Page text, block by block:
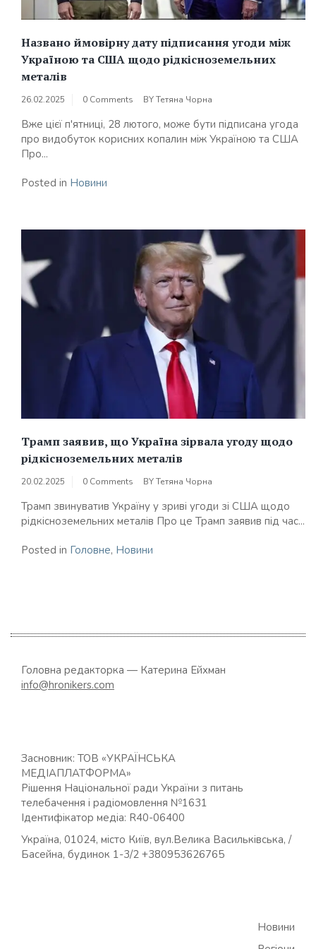
Названо ймовірну дату підписання угоди між
Україною та США щодо рідкісноземельних
металів
26.02.2025 0 Comments BYТетяна Чорна
Вже цієї п'ятниці, 28 лютого, може бути підписана угода
про видобуток корисних копалин між Україною та США
Про...
Posted in Новини
Трамп заявив, що Україна зірвала угоду щодо
рідкісноземельних металів
20.02.2025 0 Comments BYТетяна Чорна
Трамп звинуватив Україну у зриві угоди зі США щодо
рідкісноземельних металів Про це Трамп заявив під час...
Posted in Головне, Новини
Головна редакторка — Катерина Ейхман
info@hronikers.com
Засновник: ТОВ «УКРАЇНСЬКА
МЕДІАПЛАТФОРМА»
Рішення Національної ради України з питань
телебачення і радіомовлення №1631
Ідентифікатор медіа: R40-06400
Україна, 01024, місто Київ, вул.Велика Васильківська, /
Басейна, будинок 1-3/2 +380953626765
Новини